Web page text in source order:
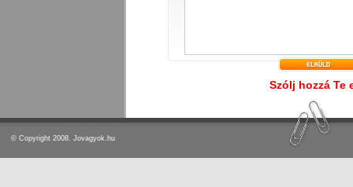
Szólj hozzá Te
© Copyright 2008. Jovagyok.hu